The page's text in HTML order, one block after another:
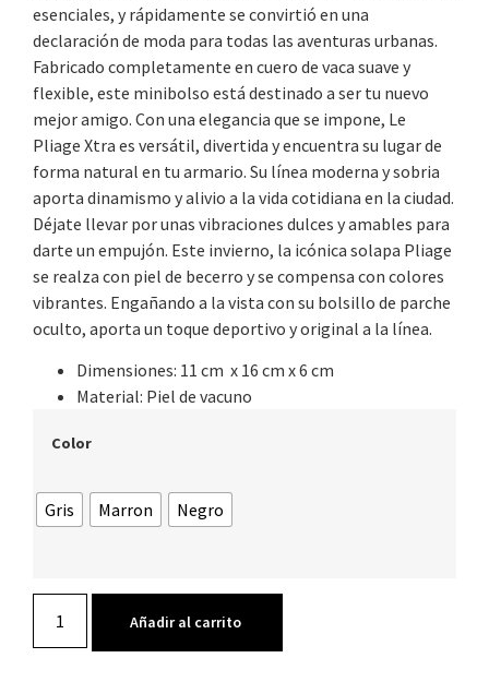
esenciales, y rápidamente se convirtió en una
declaración de moda para todas las aventuras urbanas.
Fabricado completamente en cuero de vaca suave y
flexible, este minibolso está destinado a ser tu nuevo
mejor amigo. Con una elegancia que se impone, Le
Pliage Xtra es versátil, divertida y encuentra su lugar de
forma natural en tu armario. Su línea moderna y sobria
aporta dinamismo y alivio a la vida cotidiana en la ciudad.
Déjate llevar por unas vibraciones dulces y amables para
darte un empujón. Este invierno, la icónica solapa Pliage
se realza con piel de becerro y se compensa con colores
vibrantes. Engañando a la vista con su bolsillo de parche
oculto, aporta un toque deportivo y original a la línea.
Dimensiones: 11 cm x 16 cm x 6 cm
Material: Piel de vacuno
Color
Gris Marron Negro
Añadir al carrito